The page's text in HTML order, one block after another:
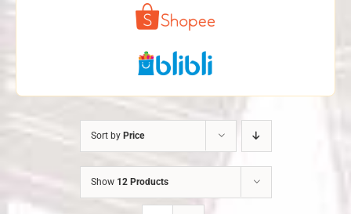
Sort by Price
Show 12 Products